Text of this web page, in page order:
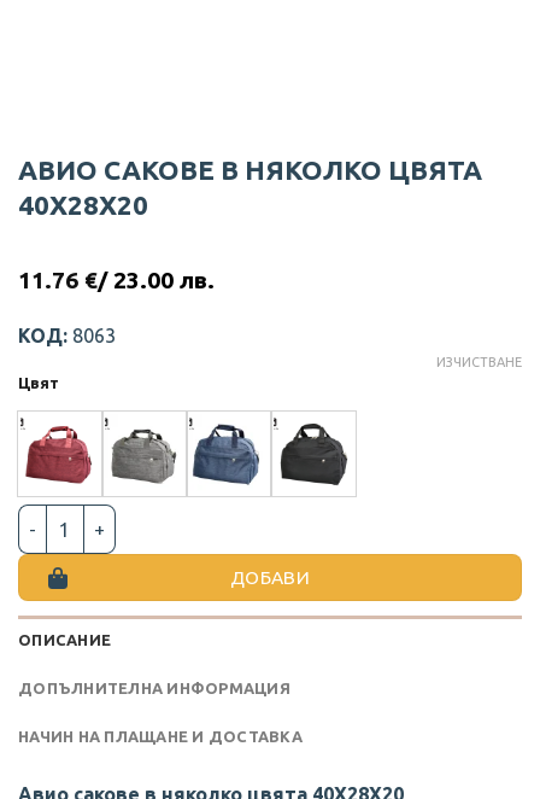
АВИО САКОВЕ В НЯКОЛКО ЦВЯТА
40Х28Х20
11.76 €/ 23.00 лв.
КОД: 8063
Цвят
ИЗЧИСТВАНЕ
количество за АВИО САКОВЕ В НЯКОЛКО ЦВЯТА 40Х28Х20
ДОБАВИ
ОПИСАНИЕ
ДОПЪЛНИТЕЛНА ИНФОРМАЦИЯ
НАЧИН НА ПЛАЩАНЕ И ДОСТАВКА
Авио сакове в няколко цвята 40Х28Х20